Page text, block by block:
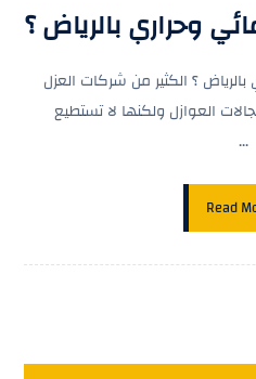
وحراري بالرياض ؟
؟ الكثير من شركات العزل
العوازل ولكنها لا تستطيع
...
Read